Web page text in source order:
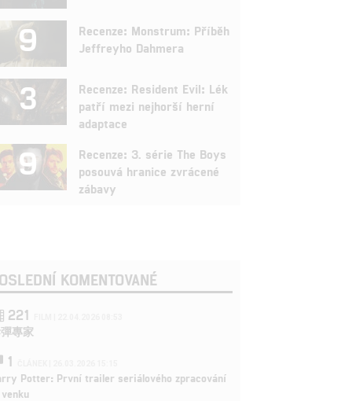
9
Recenze: Monstrum: Příběh
Jeffreyho Dahmera
3
Recenze: Resident Evil: Lék
patří mezi nejhorší herní
adaptace
9
Recenze: 3. série The Boys
posouvá hranice zvrácené
zábavy
KOMENTOVANÉ
221
專家
1
Potter: První trailer seriálového zpracování